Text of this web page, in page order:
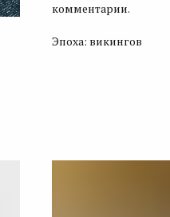
комментарии.
Эпоха: викингов